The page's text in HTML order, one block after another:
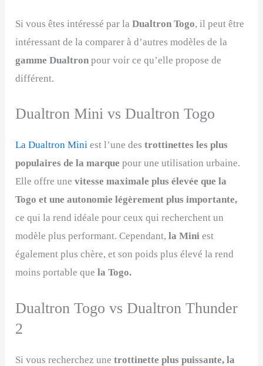
Si vous êtes intéressé par laDualtron Togo, il peut être
intéressant de la comparer à d’autres modèles de la
gamme Dualtron pour voir ce qu’elle propose de
différent.
Dualtron Mini vs Dualtron Togo
La Dualtron Mini est l’une destrottinettes les plus
populaires de la marque pour une utilisation urbaine.
Elle offre unevitesse maximale plus élevée que la
Togo et une autonomie légèrement plus importante,
ce qui la rend idéale pour ceux qui recherchent un
modèle plus performant. Cependant,la Mini est
également plus chère, et son poids plus élevé la rend
moins portable que la Togo.
Dualtron Togo vs Dualtron Thunder
2
Si vous recherchez unetrottinette plus puissante, la